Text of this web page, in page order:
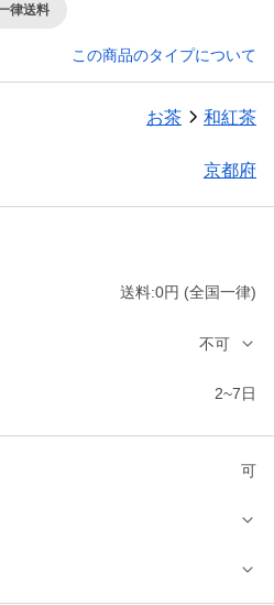
律送料
この商品のタイプについて
お茶 和紅茶
京都府
送料:0円 (全国一律)
不可
2~7日
可